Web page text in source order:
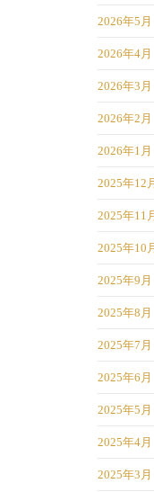
2026年5月
2026年4月
2026年3月
2026年2月
2026年1月
2025年12
2025年11
2025年10
2025年9月
2025年8月
2025年7月
2025年6月
2025年5月
2025年4月
2025年3月